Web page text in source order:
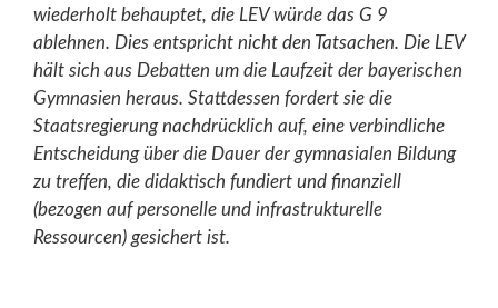
wiederholt behauptet, die LEV würde das G 9
ablehnen. Dies entspricht nicht den Tatsachen. Die LEV
hält sich aus Debatten um die Laufzeit der bayerischen
Gymnasien heraus. Stattdessen fordert sie die
Staatsregierung nachdrücklich auf, eine verbindliche
Entscheidung über die Dauer der gymnasialen Bildung
zu treffen, die didaktisch fundiert und finanziell
(bezogen auf personelle und infrastrukturelle
Ressourcen) gesichert ist.